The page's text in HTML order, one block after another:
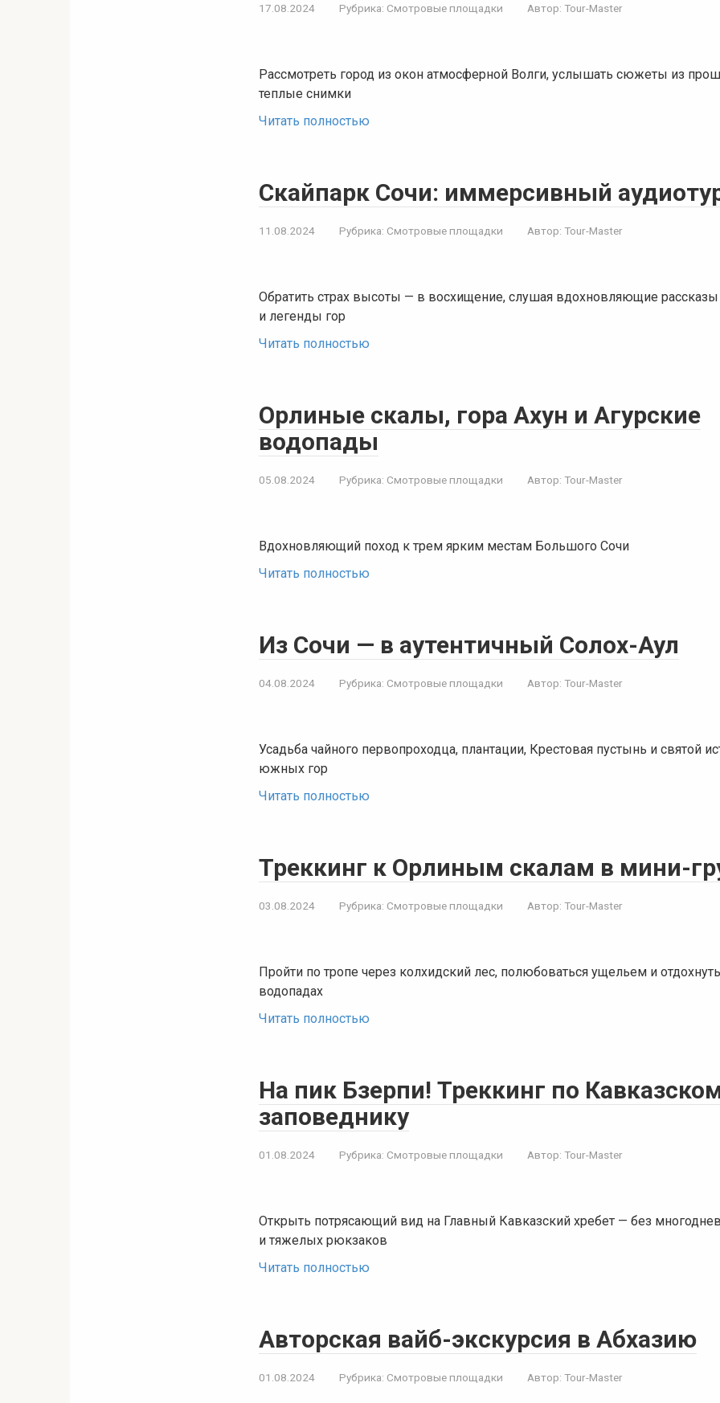
17.08.2024 Рубрика: Смотровые площадки Автор: Tour-Master
Рассмотреть город из окон атмосферной Волги, услышать сюжеты из
теплые снимки
Читать полностью
Скайпарк Сочи: иммерсивный
11.08.2024 Рубрика: Смотровые площадки Автор: Tour-Master
Обратить страх высоты — в восхищение, слушая вдохновляющие
и легенды гор
Читать полностью
Орлиные скалы, гора Ахун и Агурские
водопады
05.08.2024 Рубрика: Смотровые площадки Автор: Tour-Master
Вдохновляющий поход к трем ярким местам Большого Сочи
Читать полностью
Из Сочи — в аутентичный Солох-Аул
04.08.2024 Рубрика: Смотровые площадки Автор: Tour-Master
Усадьба чайного первопроходца, плантации, Крестовая пустынь и святой
южных гор
Читать полностью
Треккинг к Орлиным скалам в мини-
03.08.2024 Рубрика: Смотровые площадки Автор: Tour-Master
Пройти по тропе через колхидский лес, полюбоваться ущельем и
водопадах
Читать полностью
На пик Бзерпи! Треккинг по
заповеднику
01.08.2024 Рубрика: Смотровые площадки Автор: Tour-Master
Открыть потрясающий вид на Главный Кавказский хребет — без
и тяжелых рюкзаков
Читать полностью
Авторская вайб-экскурсия в Абхазию
01.08.2024 Рубрика: Смотровые площадки Автор: Tour-Master